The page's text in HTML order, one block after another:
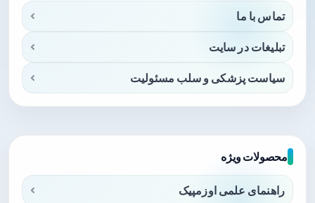
تماس با ما
تبلیغات در سایت
سیاست پزشکی و سلب مسئولیت
محصولات ویژه
راهنمای علمی اوزمپیک